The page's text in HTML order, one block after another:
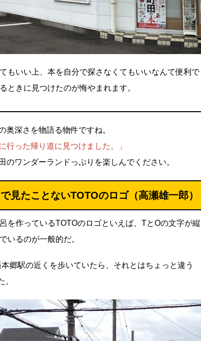
もいい上、本を自分で探さなくてもいいなんて便利で
ときに見つけたのが悔やまれます。
奥深さを物語る物件ですね。
行った帰り道に見つけました。」
のワンダーランドっぷりを楽しんでください。
見たことないTOTOのロゴ（高瀬雄一郎）
を作っているTOTOのロゴといえば、TとOの文字が縦
いるのが一般的だ。
郷駅の近くを歩いていたら、それとはちょっと違う
。